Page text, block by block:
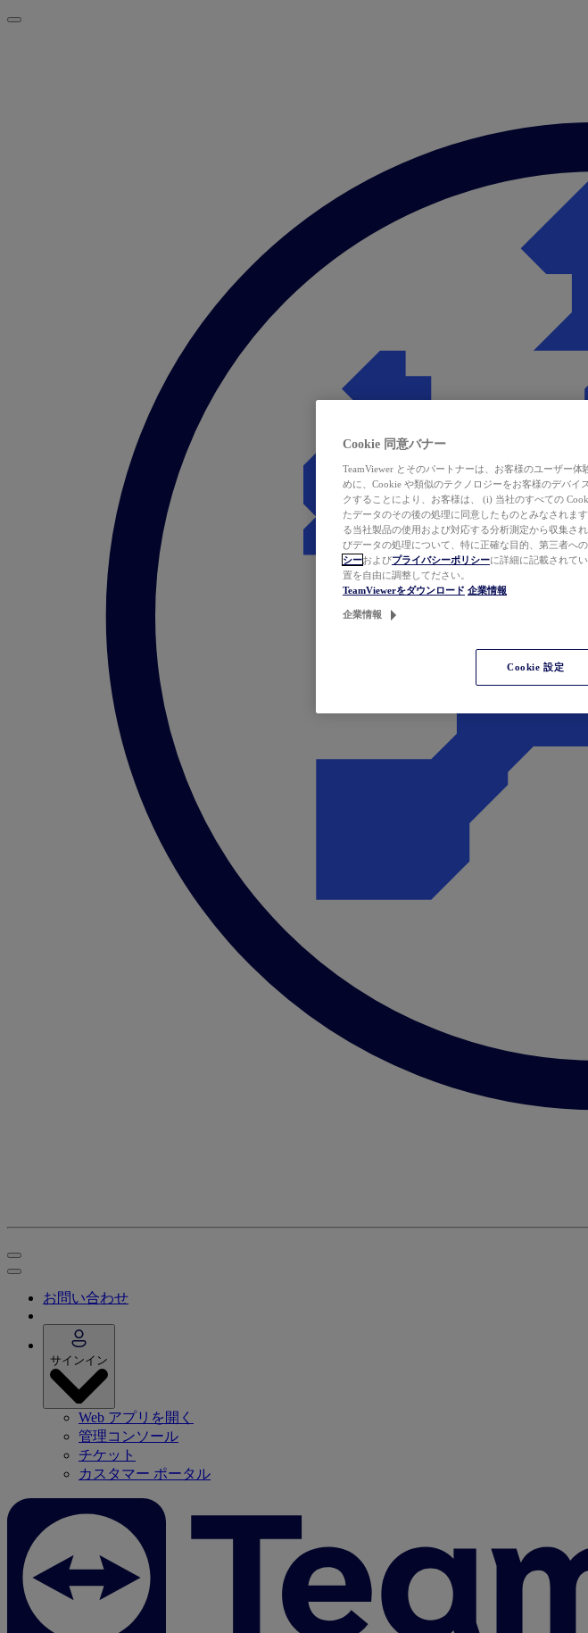
お問い合わせ
サインイン
Web アプリを開く
管理コンソール
チケット
カスタマー ポータル
Cookie 同意バナー
TeamViewer とそのパートナーは、お客様のユーザー
めに、Cookie や類似のテクノロジーをお客様のデバイ
クすることにより、お客様は、 (i) 当社のすべての
たデータのその後の処理に同意したものとみなされま
る当社製品の使用および対応する分析測定から収集さ
びデータの処理について、特に正確な目的、第三者へ
シーおよびプライバシーポリシーに詳細に記載されて
置を自由に調整してださい。
TeamViewerをダウンロード 企業情報
企業情報
Cookie 設定